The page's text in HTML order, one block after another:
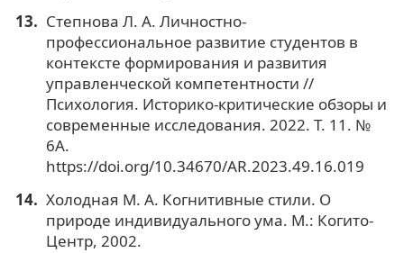
Степнова Л. А. Личностно-
профессиональное развитие студентов в
контексте формирования и развития
управленческой компетентности //
Психология. Историко-критические обзоры и
современные исследования. 2022. Т. 11. №
6А.
https://doi.org/10.34670/AR.2023.49.16.019
Холодная М. А. Когнитивные стили. О
природе индивидуального ума. М.: Когито-
Центр, 2002.